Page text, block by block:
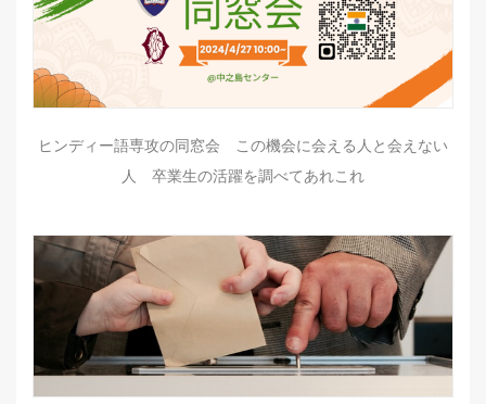
ヒンディー語専攻の同窓会 この機会に会える人と会えない
人 卒業生の活躍を調べてあれこれ